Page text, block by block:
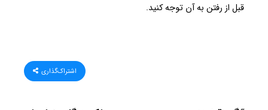
قبل از رفتن به آن توجه کنید.
اشتراک‌گذاری